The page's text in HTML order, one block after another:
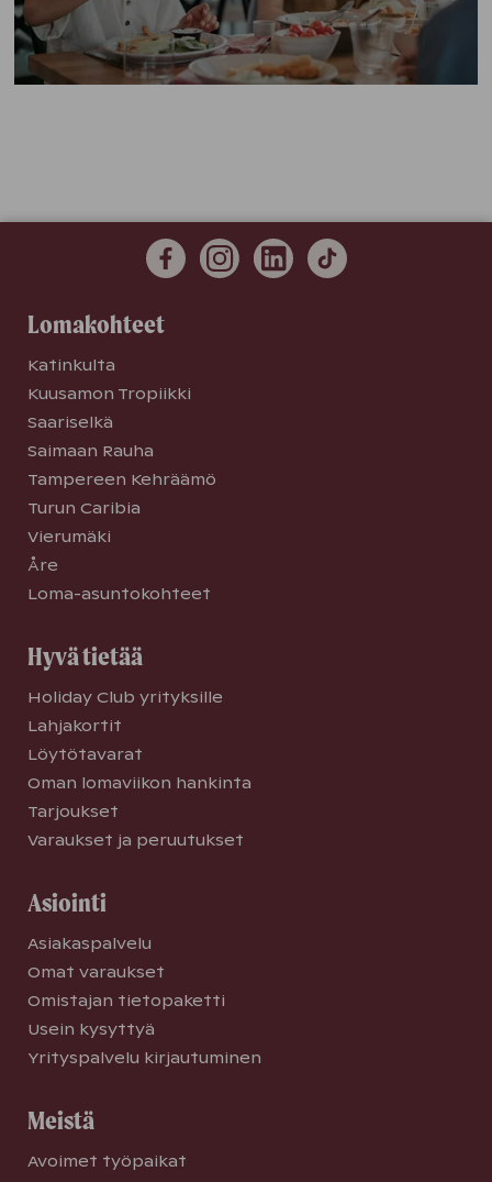
Lomakohteet
Katinkulta
Kuusamon Tropiikki
Saariselkä
Saimaan Rauha
Tampereen Kehräämö
Turun Caribia
Vierumäki
Åre
Loma-asuntokohteet
Hyvä tietää
Holiday Club yrityksille
Lahjakortit
Löytötavarat
Oman lomaviikon hankinta
Tarjoukset
Varaukset ja peruutukset
Asiointi
Asiakaspalvelu
Omat varaukset
Omistajan tietopaketti
Usein kysyttyä
Yrityspalvelu kirjautuminen
Meistä
Avoimet työpaikat